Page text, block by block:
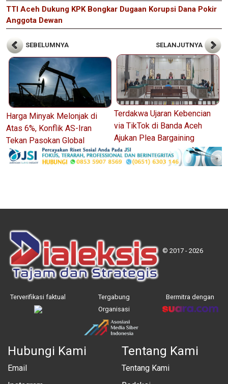
TTI Aceh Dukung KPK Bongkar Dugaan Korupsi Dana Pokir
Anggota Dewan
SEBELUMNYA
Harga Minyak Melonjak di
Atas 6%, Konflik AS-Iran
Tekan Pasokan Global
SELANJUTNYA
Terdakwa Ujaran Kebencian
via TikTok di Banda Aceh
Ajukan Plea Bargaining
© 2017 - 2026
Terverifikasi faktual
Tergabung
Organisasi
Bermitra dengan
Hubungi Kami
Email
Tentang Kami
Tentang Kami